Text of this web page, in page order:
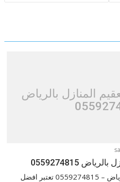
المنازل بالرياض
0559274815
افضل شركات التنظيف في الرياض – 0559274815 تعتبر افضل